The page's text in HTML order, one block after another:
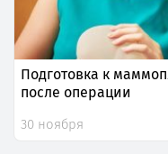
Подготовка к
после операции
30 ноября